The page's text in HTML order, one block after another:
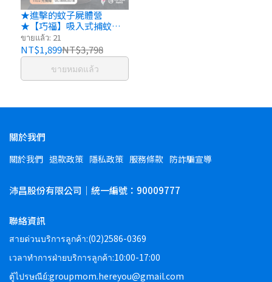
★進擊的蚊子屍體營
★【巧福】吸入式捕蚊器
（小）UC-800LED-B 智砥
家
ขายแล้ว: 21
NT$1,899NT$3,798
ขายหมดแล้ว
關於我們
關於我們 退款政策 隱私政策 服務條款 防詐騙宣導
沛昌股份有限公司｜統一編號：90009777
聯絡資訊
สายด่วนบริการลูกค้า:(02)2586-0369
เวลาทำการฝ่ายบริการลูกค้า:10:00-17:00
ตู้ไปรษณีย์:groupmom.hereyou@gmail.com